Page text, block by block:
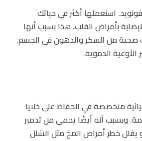
استعملها أكثر في حياتك
بأمراض القلب. هذا بسبب أنها
صحية من السكر والدهون في الجسم.
الأوعية الدموية.
متخصصة في الحفاظ على خلايا
وبسبب أنه أيضًا يحمي من تدمير
يقلل خطر أمراض المخ مثل الشلل